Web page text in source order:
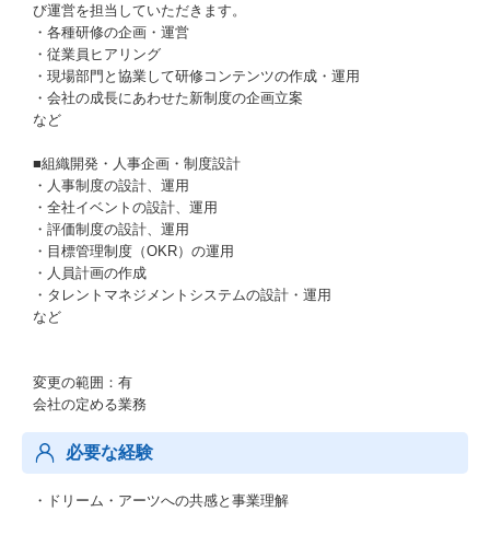
び運営を担当していただきます。
・各種研修の企画・運営
・従業員ヒアリング
・現場部門と協業して研修コンテンツの作成・運用
・会社の成長にあわせた新制度の企画立案
など
■組織開発・人事企画・制度設計
・人事制度の設計、運用
・全社イベントの設計、運用
・評価制度の設計、運用
・目標管理制度（OKR）の運用
・人員計画の作成
・タレントマネジメントシステムの設計・運用
など
変更の範囲：有
会社の定める業務
必要な経験
・ドリーム・アーツへの共感と事業理解